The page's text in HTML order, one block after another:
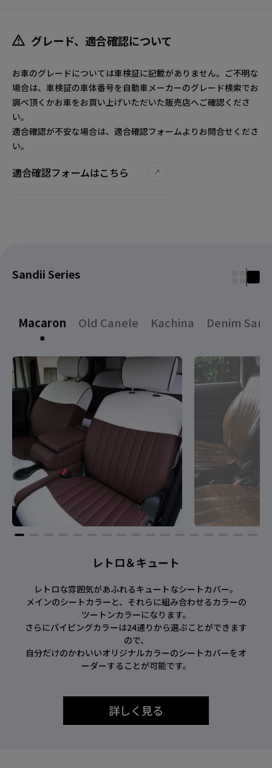
グレード、適合確認について
お車のグレードについては車検証に記載がありません。ご不明な
場合は、車検証の車体番号を自動車メーカーのグレード検索でお
調べ頂くかお車をお買い上げいただいた販売店へご確認くださ
い。
適合確認が不安な場合は、適合確認フォームよりお問合せくださ
い。
適合確認フォームはこちら
Sandii Series
Macaron Old Canele Kachina Denim Sand
レトロ＆キュート
レトロな雰囲気があふれるキュートなシートカバー。
メインのシートカラーと、それらに組み合わせるカラーの
ツートンカラーになります。
さらにパイピングカラーは24通りから選ぶことができます
ので、
自分だけのかわいいオリジナルカラーのシートカバーをオ
ーダーすることが可能です。
詳しく見る